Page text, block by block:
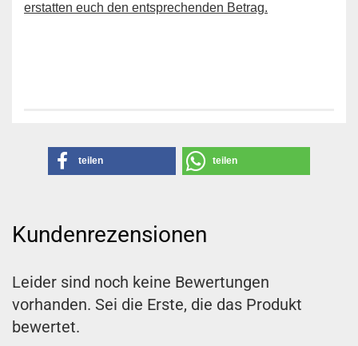
erstatten euch den entsprechenden Betrag.
teilen teilen
Kundenrezensionen
Leider sind noch keine Bewertungen
vorhanden. Sei die Erste, die das Produkt
bewertet.